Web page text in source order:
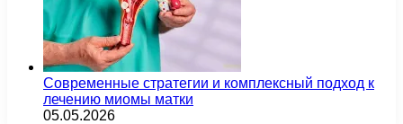
Современные стратегии и комплексный подход к
лечению миомы матки
05.05.2026